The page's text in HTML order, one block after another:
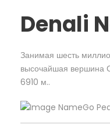
Denali
Занимая шесть
высочайшая вершина
6910 м..